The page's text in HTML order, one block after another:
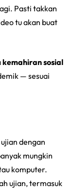
Pasti takkan
tu akan buat
kemahiran sosial
— sesuai
dengan
mungkin
komputer.
ujian, termasuk